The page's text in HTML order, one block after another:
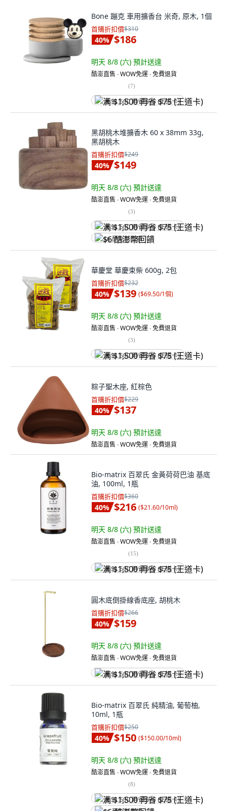
Bone 蹦克 車用擴香台 米奇, 原木, 1個
首購折扣價$310
40% $186
明天 8/8 (六) 預計送達
酷澎直售 ∙ WOW免運 ∙ 免費退貨
(7)
满 $1,500 再省 $75 (王道卡)
黑胡桃木堆擴香木 60 x 38mm 33g,
黑胡桃木
首購折扣價$249
40% $149
明天 8/8 (六) 預計送達
酷澎直售 ∙ WOW免運 ∙ 免費退貨
(3)
满 $1,500 再省 $75 (王道卡)
$6 酷澎幣回饋
華慶堂 華慶束柴 600g, 2包
首購折扣價$232
40% $139 ($69.50/1個)
明天 8/8 (六) 預計送達
酷澎直售 ∙ WOW免運 ∙ 免費退貨
(3)
满 $1,500 再省 $75 (王道卡)
粽子聖木座, 紅棕色
首購折扣價$229
40% $137
明天 8/8 (六) 預計送達
酷澎直售 ∙ WOW免運 ∙ 免費退貨
Bio-matrix 百翠氏 金黃荷荷巴油 基底
油, 100ml, 1瓶
首購折扣價$360
40% $216 ($21.60/10ml)
明天 8/8 (六) 預計送達
酷澎直售 ∙ WOW免運 ∙ 免費退貨
(15)
满 $1,500 再省 $75 (王道卡)
圓木底倒掛線香底座, 胡桃木
首購折扣價$266
40% $159
明天 8/8 (六) 預計送達
酷澎直售 ∙ WOW免運 ∙ 免費退貨
满 $1,500 再省 $75 (王道卡)
Bio-matrix 百翠氏 純精油, 葡萄柚,
10ml, 1瓶
首購折扣價$250
40% $150 ($150.00/10ml)
明天 8/8 (六) 預計送達
酷澎直售 ∙ WOW免運 ∙ 免費退貨
(8)
满 $1,500 再省 $75 (王道卡)